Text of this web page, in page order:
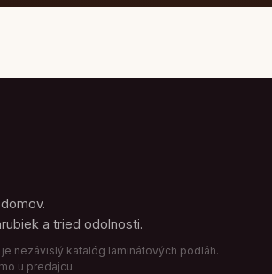
a tried odolnosti.
nezávislý katalóg laminátových podláh.
u predajcu.